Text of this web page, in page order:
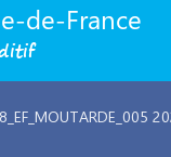
de-France